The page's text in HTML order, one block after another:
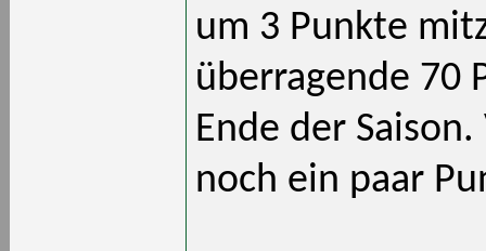
um 3 Punkte
überragende 70
Ende der
noch ein paar